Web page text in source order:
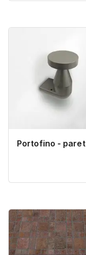
Portofino -